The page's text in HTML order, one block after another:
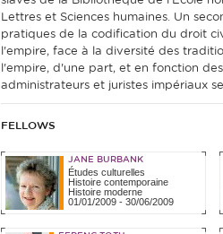
Lettres et Sciences humaines. Un
pratiques de la codification du droit
l'empire, face à la diversité des
l'empire, d'une part, et en fonction
administrateurs et juristes impériaux
FELLOWS
JANE BURBANK
Études culturelles
Histoire contemporaine
Histoire moderne
01/01/2009- 30/06/2009